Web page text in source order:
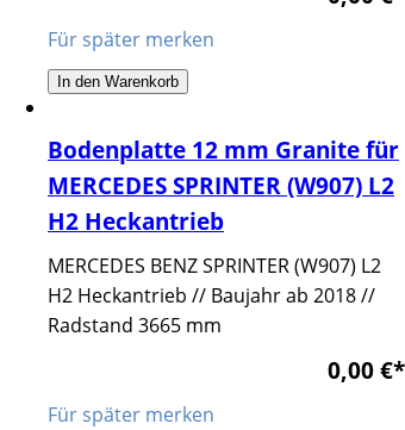
Für später merken
In den Warenkorb
Bodenplatte 12 mm Granite für
MERCEDES SPRINTER (W907) L2
H2 Heckantrieb
MERCEDES BENZ SPRINTER (W907) L2
H2 Heckantrieb // Baujahr ab 2018 //
Radstand 3665 mm
0,00 €*
Für später merken